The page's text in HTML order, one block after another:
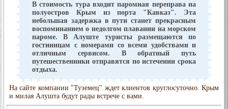
В стоимость тура входит паромная переправа на
полуостров Крым из порта "Кавказ". Эта
небольшая задержка в пути станет прекрасным
воспоминанием о недолгом плавании на морском
пароме. В Алуште туристы размещаются по
гостиницам с номерами со всеми удобствами и
отличным сервисом. В обратный путь
путешественники отправятся по истечении срока
отдыха.
На сайте компании "Туземец" ждет клиентов круглосуточно. Крым
и милая Алушта будут рады встрече с вами.